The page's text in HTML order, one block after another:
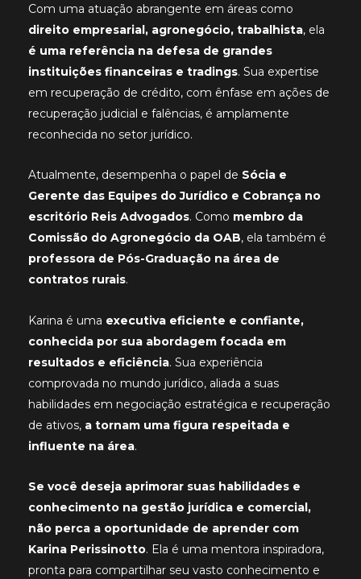
Com uma atuação abrangente em áreas como
direito empresarial, agronegócio, trabalhista, ela
é uma referência na defesa de grandes
instituições financeiras e tradings. Sua expertise
em recuperação de crédito, com ênfase em ações de
recuperação judicial e falências, é amplamente
reconhecida no setor jurídico.
Atualmente, desempenha o papel de Sócia e
Gerente das Equipes do Jurídico e Cobrança no
escritório Reis Advogados. Como membro da
Comissão do Agronegócio da OAB, ela também é
professora de Pós-Graduação na área de
contratos rurais.
Karina é uma executiva eficiente e confiante,
conhecida por sua abordagem focada em
resultados e eficiência. Sua experiência
comprovada no mundo jurídico, aliada a suas
habilidades em negociação estratégica e recuperação
de ativos, a tornam uma figura respeitada e
influente na área.
Se você deseja aprimorar suas habilidades e
conhecimento na gestão jurídica e comercial,
não perca a oportunidade de aprender com
Karina Perissinotto. Ela é uma mentora inspiradora,
pronta para compartilhar seu vasto conhecimento e